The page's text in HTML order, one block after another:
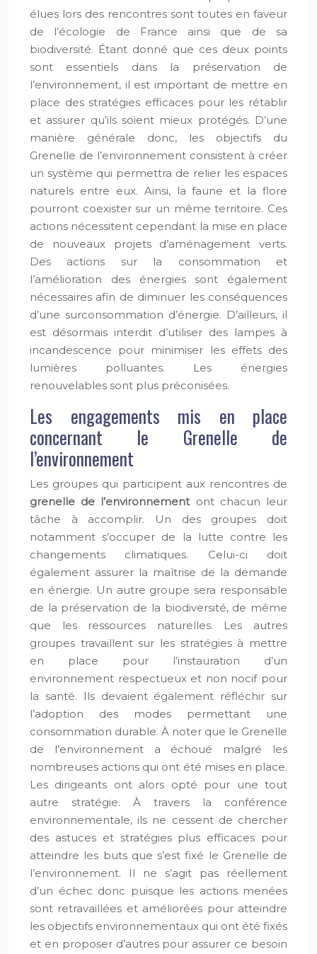
élues lors des rencontres sont toutes en faveur
de l’écologie de France ainsi que de sa
biodiversité. Étant donné que ces deux points
sont essentiels dans la préservation de
l’environnement, il est important de mettre en
place des stratégies efficaces pour les rétablir
et assurer qu’ils soient mieux protégés. D’une
manière générale donc, les objectifs du
Grenelle de l’environnement consistent à créer
un système qui permettra de relier les espaces
naturels entre eux. Ainsi, la faune et la flore
pourront coexister sur un même territoire. Ces
actions nécessitent cependant la mise en place
de nouveaux projets d’aménagement verts.
Des actions sur la consommation et
l’amélioration des énergies sont également
nécessaires afin de diminuer les conséquences
d’une surconsommation d’énergie. D’ailleurs, il
est désormais interdit d’utiliser des lampes à
incandescence pour minimiser les effets des
lumières polluantes. Les énergies
renouvelables sont plus préconisées.
Les engagements mis en place
concernant le Grenelle de
l’environnement
Les groupes qui participent aux rencontres de
grenelle de l’environnementont chacun leur
tâche à accomplir. Un des groupes doit
notamment s’occuper de la lutte contre les
changements climatiques. Celui-ci doit
également assurer la maîtrise de la demande
en énergie. Un autre groupe sera responsable
de la préservation de la biodiversité, de même
que les ressources naturelles. Les autres
groupes travaillent sur les stratégies à mettre
en place pour l’instauration d’un
environnement respectueux et non nocif pour
la santé. Ils devaient également réfléchir sur
l’adoption des modes permettant une
consommation durable. À noter que le Grenelle
de l’environnement a échoué malgré les
nombreuses actions qui ont été mises en place.
Les dirigeants ont alors opté pour une tout
autre stratégie. À travers la conférence
environnementale, ils ne cessent de chercher
des astuces et stratégies plus efficaces pour
atteindre les buts que s’est fixé le Grenelle de
l’environnement. Il ne s’agit pas réellement
d’un échec donc puisque les actions menées
sont retravaillées et améliorées pour atteindre
les objectifs environnementaux qui ont été fixés
et en proposer d’autres pour assurer ce besoin